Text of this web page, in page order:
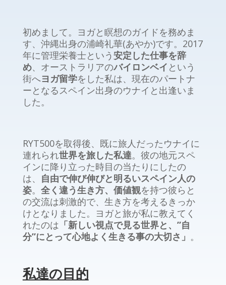
初めまして。ヨガと瞑想のガイドを務めま
す、沖縄出身の浦崎礼華(あやか)です。 2017
年に管理栄養士という安定した仕事を辞
め、オーストラリアのバイロンベイ という
街へヨガ留学をした私は、現在のパートナ
ーとなるスペイン出身のウナイと出逢いま
した。
RYT500を取得後、既に旅人だったウナイに
連れられ世界を旅した私達。彼の地元スペ
インに降り立った時目の当たりにしたの
は、 自由で伸び伸びと明るいスペイン人の
姿。 全く違う生き方、価値観を持つ彼らと
の交流は刺激的で、生き方を考えるきっか
けとなりました。
ヨガと旅が私に教えてく
れたのは 「新しい視点で見る世界と、”自
分”にとって心地よく生きる事の大切さ」 。
私達の目的